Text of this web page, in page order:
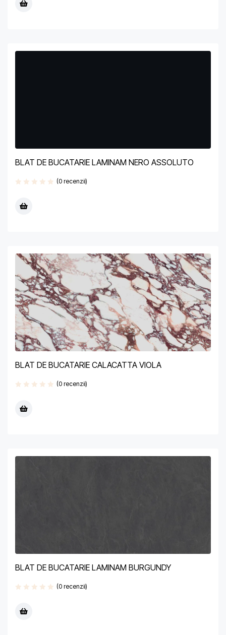
BLAT DE BUCATARIE LAMINAM NERO ASSOLUTO
(0 recenzii)
BLAT DE BUCATARIE CALACATTA VIOLA
(0 recenzii)
BLAT DE BUCATARIE LAMINAM BURGUNDY
(0 recenzii)